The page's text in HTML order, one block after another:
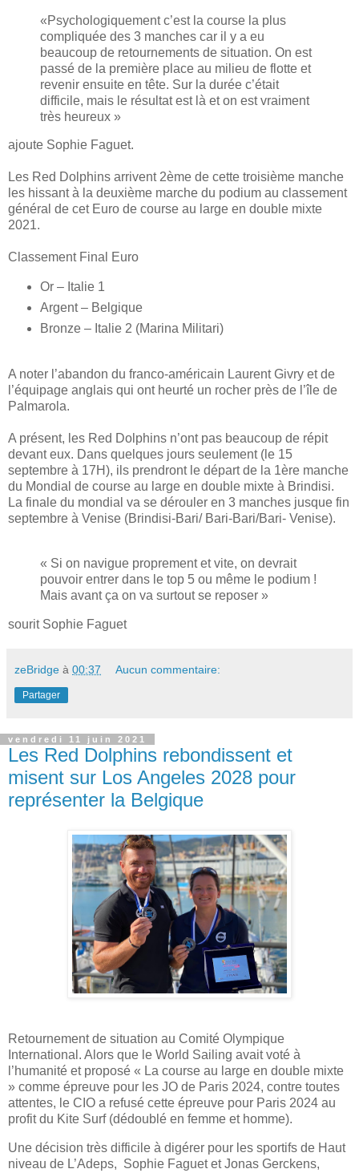
«Psychologiquement c’est la course la plus
compliquée des 3 manches car il y a eu
beaucoup de retournements de situation. On est
passé de la première place au milieu de flotte et
revenir ensuite en tête. Sur la durée c’était
difficile, mais le résultat est là et on est vraiment
très heureux »
ajoute Sophie Faguet.
Les Red Dolphins arrivent 2ème de cette troisième manche
les hissant à la deuxième marche du podium au classement
général de cet Euro de course au large en double mixte
2021.
Classement Final Euro
Or – Italie 1
Argent – Belgique
Bronze – Italie 2 (Marina Militari)
A noter l’abandon du franco-américain Laurent Givry et de
l’équipage anglais qui ont heurté un rocher près de l’île de
Palmarola.
A présent, les Red Dolphins n’ont pas beaucoup de répit
devant eux. Dans quelques jours seulement (le 15
septembre à 17H), ils prendront le départ de la 1ère manche
du Mondial de course au large en double mixte à Brindisi.
La finale du mondial va se dérouler en 3 manches jusque fin
septembre à Venise (Brindisi-Bari/ Bari-Bari/Bari- Venise).
« Si on navigue proprement et vite, on devrait
pouvoir entrer dans le top 5 ou même le podium !
Mais avant ça on va surtout se reposer »
sourit Sophie Faguet
zeBridge à 00:37 Aucun commentaire:
Partager
vendredi 11 juin 2021
Les Red Dolphins rebondissent et
misent sur Los Angeles 2028 pour
représenter la Belgique
Retournement de situation au Comité Olympique
International. Alors que le World Sailing avait voté à
l’humanité et proposé « La course au large en double mixte
» comme épreuve pour les JO de Paris 2024, contre toutes
attentes, le CIO a refusé cette épreuve pour Paris 2024 au
profit du Kite Surf (dédoublé en femme et homme).
Une décision très difficile à digérer pour les sportifs de Haut
niveau de L’Adeps, Sophie Faguet et Jonas Gerckens,